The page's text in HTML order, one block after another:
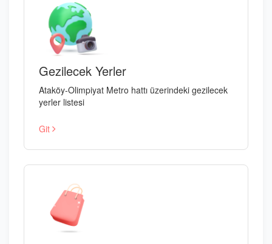
Gezilecek Yerler
Ataköy-Olimpiyat Metro hattı üzerindeki gezilecek
yerler listesi
Git